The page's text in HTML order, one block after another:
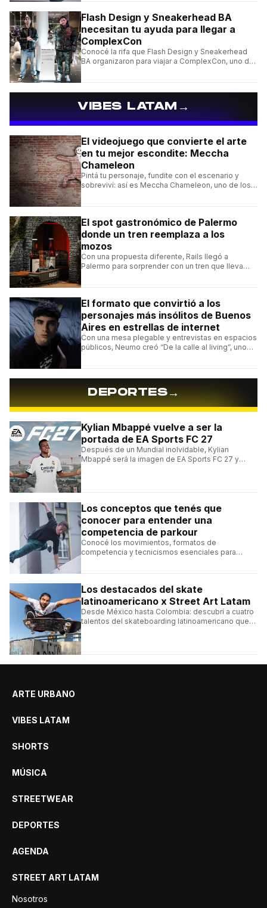
Flash Design y Sneakerhead BA
necesitan tu ayuda para llegar a
ComplexCon
Conocé la rifa que Flash Design y Sneakerhead
BA organizaron para viajar a ComplexCon, uno de
VIBES LATAM→
El videojuego que convierte el arte
en tu mejor escondite: Meccha
Chameleon
Pintá tu personaje, fundite con el escenario y
sobreviví: así es Meccha Chameleon, uno de los
El spot gastronómico de Palermo
donde un tren reemplaza a los
mozos
Con una propuesta diferente, Rails llegó a
Palermo para sorprender con un tren que lleva
El formato que convirtió a los
personajes más insólitos de Buenos
Aires en estrellas de internet
Con una mesa plegable y entrevistas en espacios
públicos, Neumo creó “De la calle al living”, uno
DEPORTES→
Kylian Mbappé vuelve a ser la
portada de EA Sports FC 27
Después de un Mundial inolvidable, Kylian
Mbappé será la imagen de EA Sports FC 27 y
Los conceptos que tenés que
conocer para entender una
competencia de parkour
Conocé los movimientos, formatos de
competencia y tecnicismos esenciales para
Los destacados del skate
latinoamericano x Street Art Latam
Desde México hasta Colombia: descubrí a cuatro
talentos del skateboarding latinoamericano que
ARTE URBANO
VIBES LATAM
SHORTS
MÚSICA
STREETWEAR
DEPORTES
AGENDA
STREET ART LATAM
Nosotros